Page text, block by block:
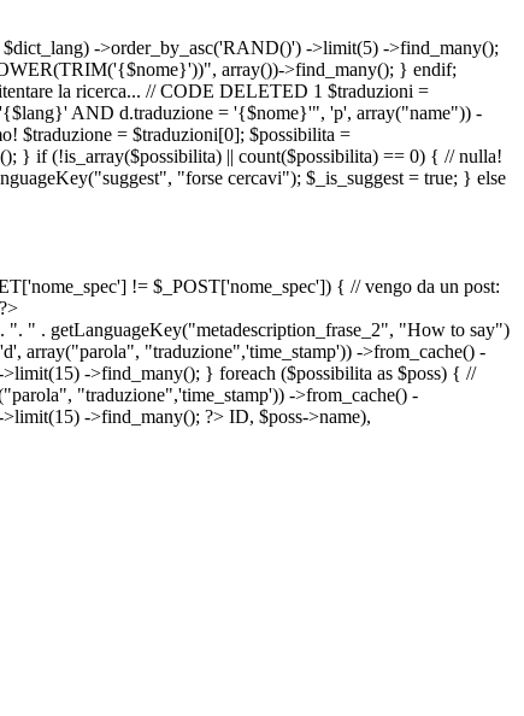
->order_by_asc('RAND()') ->limit(5) ->find_many();
array())->find_many(); } endif;
la ricerca... // CODE DELETED 1 $traduzioni =
AND d.traduzione = '{$nome}'", 'p', array("name")) -
$traduzione = $traduzioni[0]; $possibilita =
if (!is_array($possibilita) || count($possibilita) == 0) { // nulla!
"forse cercavi"); $_is_suggest = true; } else
!= $_POST['nome_spec']) { // vengo da un post:
" . getLanguageKey("metadescription_frase_2", "How to say")
array("parola", "traduzione",'time_stamp')) ->from_cache() -
->find_many(); } foreach ($possibilita as $poss) { //
"traduzione",'time_stamp')) ->from_cache() -
->find_many(); ?> ID, $poss->name),